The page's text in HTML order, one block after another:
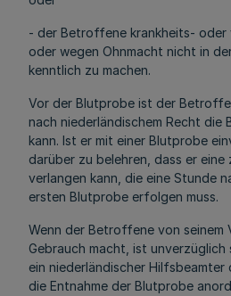
- der Betroffene krankheits-
oder wegen Ohnmacht nicht in
kenntlich zu machen.
Vor der Blutprobe ist der
nach niederländischem Recht die
kann. Ist er mit einer Blutprobe
darüber zu belehren, dass er
verlangen kann, die eine Stunde
ersten Blutprobe erfolgen muss.
Wenn der Betroffene von seinem
Gebrauch macht, ist unverzüglich
ein niederländischer
die Entnahme der Blutprobe